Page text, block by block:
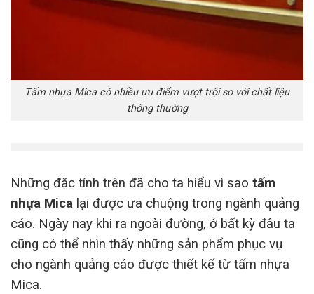
Tấm nhựa Mica có nhiều ưu điểm vượt trội so với chất liệu
thông thường
Những đặc tính trên đã cho ta hiểu vì sao tấm
nhựa Mica lại được ưa chuộng trong ngành quảng
cáo. Ngày nay khi ra ngoài đường, ở bất kỳ đâu ta
cũng có thể nhìn thấy những sản phẩm phục vụ
cho ngành quảng cáo được thiết kế từ tấm nhựa
Mica.